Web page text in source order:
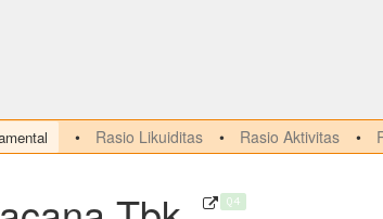
Rasio Likuiditas Rasio Aktivitas
Q4